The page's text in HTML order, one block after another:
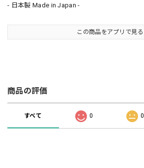
- 日本製 Made in Japan -
この商品をアプリで見る
商品の評価
すべて 0 0